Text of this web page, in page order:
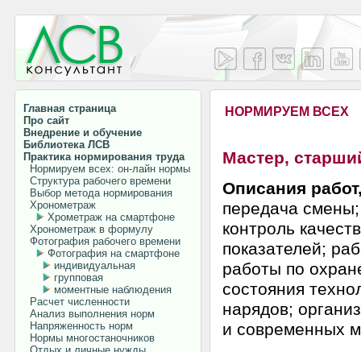
Главная страница
Про сайт
Внедрение и обучение
Библиотека ЛСВ
Практика нормирования труда
Нормируем всех: он-лайн нормы
Структура рабочего времени
Выбор метода нормирования
Хронометраж
Хрометраж на смартфоне
Хронометраж в формулу
Фотография рабочего времени
Фотография на смартфоне
индивидуальная
групповая
моментные наблюдения
Расчет численности
Анализ выполнения норм
Напряженность норм
Нормы многостаночников
НОРМИРУЕМ ВСЕХ
Мастер,
Описания
передача
контроль
показателей;
работы по
состояния
нарядов;
и современных